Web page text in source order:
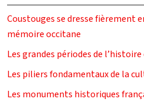
Coustouges se dresse fièrement
mémoire occitane
Les grandes périodes de l’histoire
Les piliers fondamentaux de la
Les monuments historiques